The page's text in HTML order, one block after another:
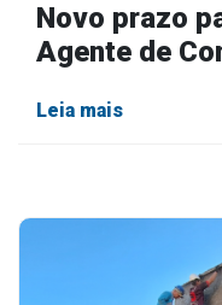
Novo prazo
Agente de
Leia mais